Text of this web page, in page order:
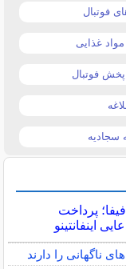
فوتبال
غذایی
فوتبال
سجادیه
پرداخت
اینفانتینو
ناگهانی را دارند